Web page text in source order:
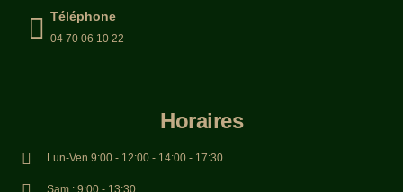
Téléphone
04 70 06 10 22
Horaires
Lun-Ven 9:00 - 12:00 - 14:00 - 17:30
Sam : 9:00 - 13:30